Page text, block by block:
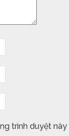
trình duyệt